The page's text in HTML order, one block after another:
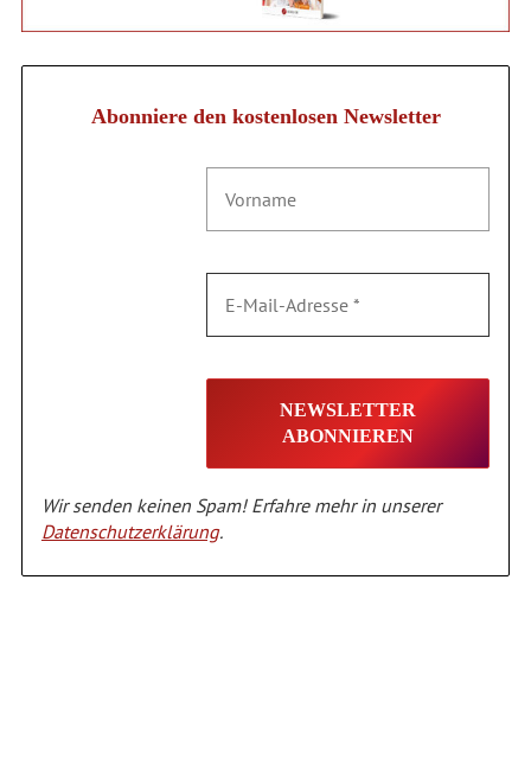
Abonniere den kostenlosen Newsletter
Wir senden keinen Spam! Erfahre mehr in unserer
Datenschutzerklärung.
Alternative: